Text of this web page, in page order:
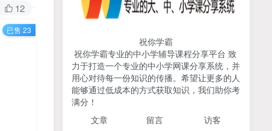
12
已售 23
721人已阅读
初中《中学教材全解》2025-2026七八九
2026版《浙大优辅》数学公
式定理导引（小学+初中+高
中全套）PDF
3个月前 501人已阅读
TOP2
（分龄版/年龄阶段分类）
祝你学霸
祝你学霸专业的中小学辅导课程分享平台 致
力于打造一个专业的中小学网课分享系统，并
用心对待每一份知识的传播。希望让更多的人
能够通过低成本的方式获取知识，我们助你考
满分！
文章 留言 访客